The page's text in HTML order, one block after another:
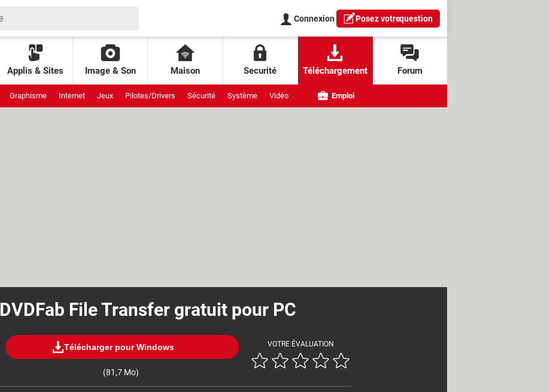
Connexion Posez votrequestion
Applis & Sites Image & Son Maison Securité Téléchargement Forum
Graphisme Internet Jeux Pilotes/Drivers Sécurité Système Vidéo Emploi
DVDFab File Transfer gratuit pour PC
Télécharger pour Windows
(81,7 Mo)
VOTRE ÉVALUATION